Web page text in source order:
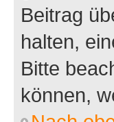
Beitrag
halten,
Bitte
können,